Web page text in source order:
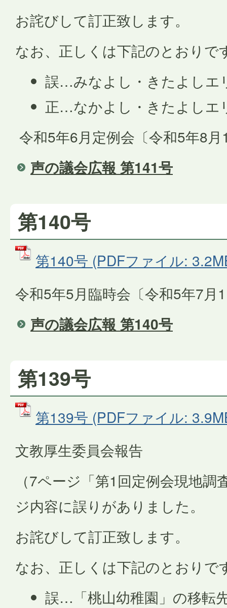
お詫びして訂正致します。
なお、正しくは下記のとおりで
誤…みなよし・きたよしエ
正…なかよし・きたよしエ
令和5年6月定例会〔令和5年8
声の議会広報 第141号
第140号
第140号 (PDFファイル:
令和5年5月臨時会〔令和5年7月
声の議会広報 第140号
第139号
第139号 (PDFファイル:
文教厚生委員会報告
（7ページ「第1回定例会現地
ジ内容に誤りがありました。
お詫びして訂正致します。
なお、正しくは下記のとおりで
誤…「桃山幼稚園」の移転